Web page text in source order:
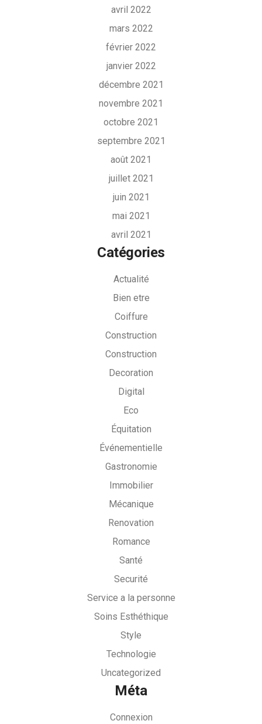
avril 2022
mars 2022
février 2022
janvier 2022
décembre 2021
novembre 2021
octobre 2021
septembre 2021
août 2021
juillet 2021
juin 2021
mai 2021
avril 2021
Catégories
Actualité
Bien etre
Coiffure
Construction
Construction
Decoration
Digital
Eco
Équitation
Événementielle
Gastronomie
Immobilier
Mécanique
Renovation
Romance
Santé
Securité
Service a la personne
Soins Esthéthique
Style
Technologie
Uncategorized
Méta
Connexion